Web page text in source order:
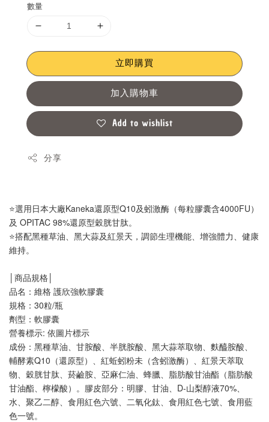
數量
立即購買
加入購物車
Add to wishlist
分享
⭐選用日本大廠Kaneka還原型Q10及蚓激酶（每粒膠囊含4000FU）
及 OPITAC 98%還原型穀胱甘肽。
⭐搭配黑種草油、黑大蒜及紅景天，調節生理機能、增強體力、健康
維持。
│商品規格│
品名：維格 護欣強軟膠囊
規格：30粒/瓶
劑型：軟膠囊
營養標示: 依圖片標示
成份：黑種草油、甘胺酸、半胱胺酸、黑大蒜萃取物、麩醯胺酸、
輔酵素Q10（還原型）、紅蚯蚓粉未（含蚓激酶）、紅景天萃取
物、穀胱甘肽、菸鹼胺、亞麻仁油、蜂臘、脂肪酸甘油酯（脂肪酸
甘油酯、檸檬酸）。膠皮部分：明膠、甘油、D-山梨醇液70%、
水、聚乙二醇、食用紅色六號、二氧化鈦、食用紅色七號、食用藍
色一號。